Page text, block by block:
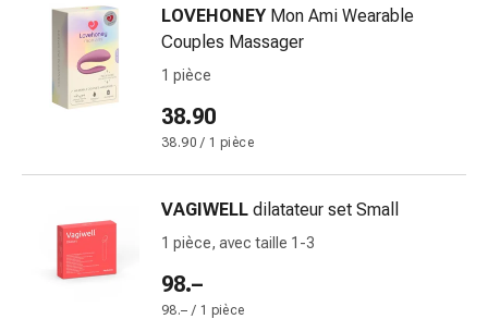
pansement,
tapes
Pansements
tubulaires
et
filets
pansement
Brûlures
LOVEHONEY Mon Ami Wearable
Couples Massager
1 pièce
38.90
38.90 / 1 pièce
VAGIWELL dilatateur set Small
1 pièce, avec taille 1-3
98.–
98.– / 1 pièce